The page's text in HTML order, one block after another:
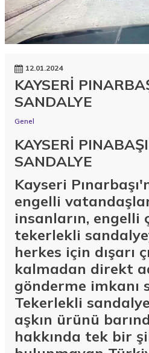
12.01.2024
KAYSERİ
SANDALYE
Genel
KAYSERİ
SANDALYE
Kayseri
engelli
insanların, engelli
tekerlekli
herkes için dışarı
kalmadan direkt
gönderme imkanı
Tekerlekli
aşkın ürünü
hakkında tek bir